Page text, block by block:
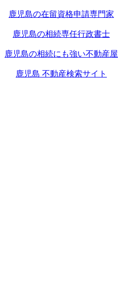
鹿児島の在留資格申請専門家
鹿児島の相続専任行政書士
鹿児島の相続にも強い不動産屋
鹿児島 不動産検索サイト